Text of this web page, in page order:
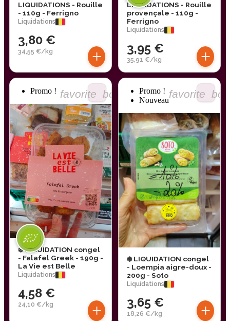
LIQUIDATIONS - Rouille
- 110g - Ferrigno
Liquidations
3,80 €
34,55 €/kg +
LIQUIDATIONS - Rouille
provençale - 110g -
Ferrigno
Liquidations
3,95 €
35,91 €/kg +
favorite_border
Promo !
❄️ LIQUIDATION congel
- Falafel Greek - 190g -
La Vie est Belle
Liquidations
4,58 €
24,10 €/kg +
Promo !
Nouveau
❄️ LIQUIDATION congel
- Loempia aigre-doux -
200g - Soto
Liquidations
3,65 €
18,26 €/kg +